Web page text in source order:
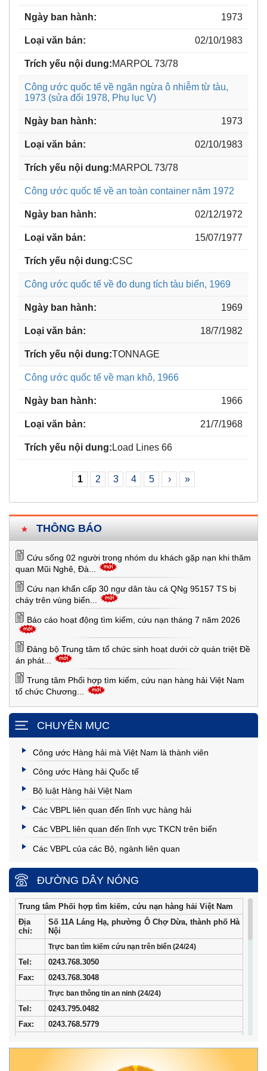
THÔNG BÁO
Cứu sống 02 người trong nhóm du khách gặp nạn khi thăm
quan Mũi Nghê, Đà...
Cứu nạn khẩn cấp 30 ngư dân tàu cá QNg 95157 TS bị
cháy trên vùng biển...
Báo cáo hoạt động tìm kiếm, cứu nạn tháng 7 năm 2026
Đảng bộ Trung tâm tổ chức sinh hoạt dưới cờ quán triệt Đề
án phát...
Trung tâm Phối hợp tìm kiếm, cứu nạn hàng hải Việt Nam
tổ chức Chương...
CHUYÊN MỤC
Công ước Hàng hải mà Việt Nam là thành viên
Công ước Hàng hải Quốc tế
Bộ luật Hàng hải Việt Nam
Các VBPL liên quan đến lĩnh vực hàng hải
Các VBPL liên quan đến lĩnh vực TKCN trên biển
Các VBPL của các Bộ, ngành liên quan
ĐƯỜNG DÂY NÓNG
Trung tâm Phối hợp tìm kiếm, cứu nạn hàng hải Việt Nam
Địa
chỉ:
Số 11A Láng Hạ, phường Ô Chợ Dừa, thành phố Hà
Nội
Trực ban tìm kiếm cứu nạn trên biển (24/24)
Tel :
0243.768.3050
Fax:
0243.768.3048
Trực ban thông tin an ninh (24/24)
Tel:
0243.795.0482
Fax:
0243.768.5779
1973
02/10/1983
MARPOL 73/78
Công ước quốc tế về ngăn ngừa ô nhiễm từ tàu,
1973 (sửa đổi 1978, Phụ lục V)
1973
02/10/1983
MARPOL 73/78
Công ước quốc tế về an toàn container năm 1972
02/12/1972
15/07/1977
CSC
Công ước quốc tế về đo dung tích tàu biển, 1969
1969
18/7/1982
TONNAGE
Công ước quốc tế về mạn khô, 1966
1966
21/7/1968
Load Lines 66
1 2 3 4 5 › »